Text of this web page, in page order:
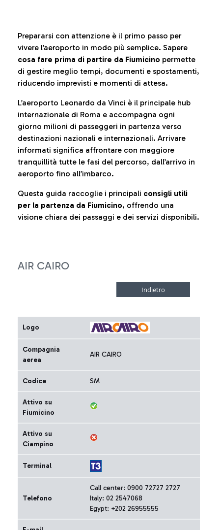
Prepararsi con attenzione è il primo passo per
vivere l’aeroporto in modo più semplice. Sapere
cosa fare prima di partire da Fiumicino permette
di gestire meglio tempi, documenti e spostamenti,
riducendo imprevisti e momenti di attesa.
L’aeroporto Leonardo da Vinci è il principale hub
internazionale di Roma e accompagna ogni
giorno milioni di passeggeri in partenza verso
destinazioni nazionali e internazionali. Arrivare
informati significa affrontare con maggiore
tranquillità tutte le fasi del percorso, dall’arrivo in
aeroporto fino all’imbarco.
Questa guida raccoglie i principali consigli utili
per la partenza da Fiumicino, offrendo una
visione chiara dei passaggi e dei servizi disponibili.
AIR CAIRO
Logo
Compagnia
aerea
AIR CAIRO
Codice SM
Attivo su
Fiumicino
Attivo su
Ciampino
Terminal
Telefono
Call center: 0900 72727 2727
Italy: 02 2547068
Egypt: +202 26955555